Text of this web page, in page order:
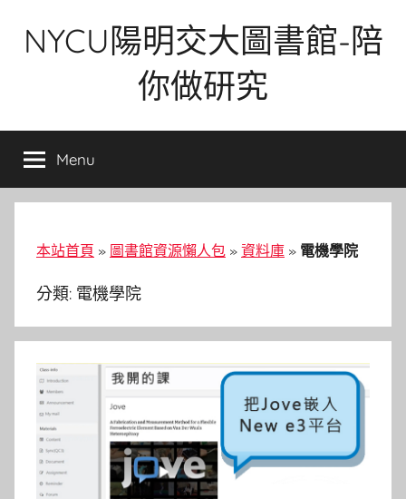
NYCU陽明交大圖書館-陪
你做研究
Menu
本站首頁 » 圖書館資源懶人包 » 資料庫 » 電機學院
分類: 電機學院